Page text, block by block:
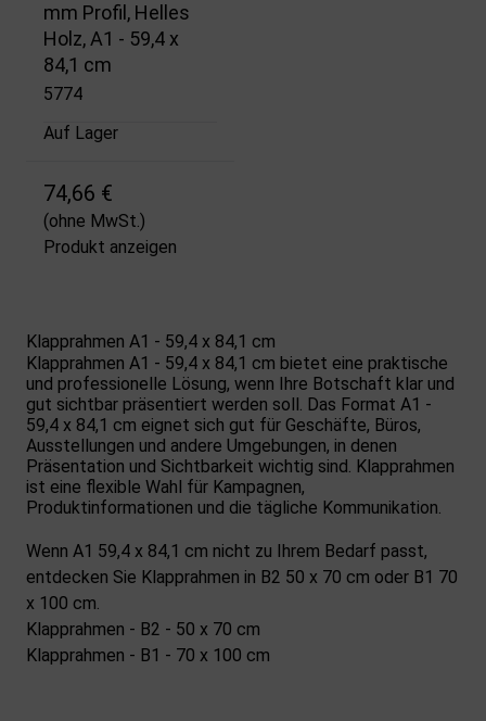
mm Profil, Helles
Holz, A1 - 59,4 x
84,1 cm
5774
Auf Lager
74,66 €
(ohne MwSt.)
Produkt anzeigen
Klapprahmen A1 - 59,4 x 84,1 cm
Klapprahmen A1 - 59,4 x 84,1 cm bietet eine praktische
und professionelle Lösung, wenn Ihre Botschaft klar und
gut sichtbar präsentiert werden soll. Das Format A1 -
59,4 x 84,1 cm eignet sich gut für Geschäfte, Büros,
Ausstellungen und andere Umgebungen, in denen
Präsentation und Sichtbarkeit wichtig sind. Klapprahmen
ist eine flexible Wahl für Kampagnen,
Produktinformationen und die tägliche Kommunikation.
Wenn A1 59,4 x 84,1 cm nicht zu Ihrem Bedarf passt,
entdecken Sie Klapprahmen in B2 50 x 70 cm oder B1 70
x 100 cm.
Klapprahmen - B2 - 50 x 70 cm
Klapprahmen - B1 - 70 x 100 cm